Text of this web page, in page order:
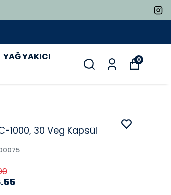
YAĞ YAKICI
0
1000, 30 Veg Kapsül